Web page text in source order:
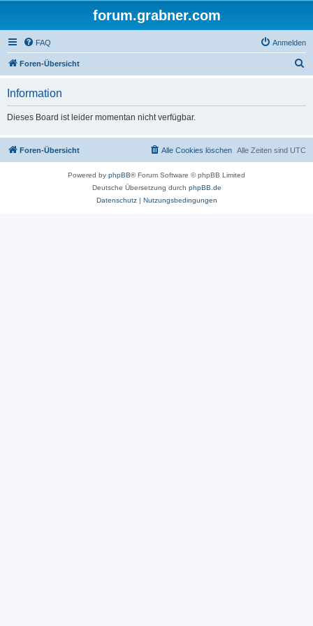
forum.grabner.com
FAQ Anmelden
Foren-Übersicht
Information
Dieses Board ist leider momentan nicht verfügbar.
Foren-Übersicht Alle Zeiten sind UTC
Alle Cookies löschen
Powered by phpBB® Forum Software © phpBB Limited
Deutsche Übersetzung durch phpBB.de
Datenschutz| Nutzungsbedingungen